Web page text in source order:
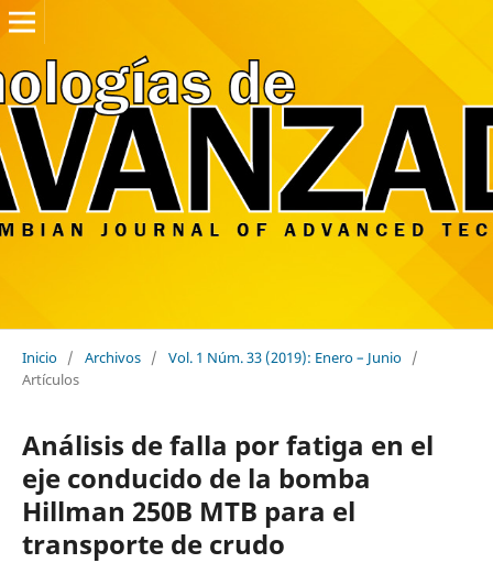
Inicio / Archivos / Vol. 1 Núm. 33 (2019): Enero – Junio /
Artículos
Análisis de falla por fatiga en el
eje conducido de la bomba
Hillman 250B MTB para el
transporte de crudo